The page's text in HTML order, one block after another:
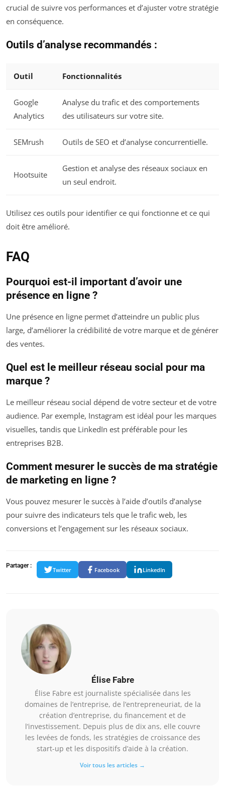
crucial de suivre vos performances et d’ajuster votre stratégie
en conséquence.
Outils d’analyse recommandés :
Outil Fonctionnalités
Google
Analytics
Analyse du trafic et des comportements
des utilisateurs sur votre site.
SEMrush Outils de SEO et d’analyse concurrentielle.
Hootsuite
Gestion et analyse des réseaux sociaux en
un seul endroit.
Utilisez ces outils pour identifier ce qui fonctionne et ce qui
doit être amélioré.
FAQ
Pourquoi est-il important d’avoir une
présence en ligne ?
Une présence en ligne permet d’atteindre un public plus
large, d’améliorer la crédibilité de votre marque et de générer
des ventes.
Quel est le meilleur réseau social pour ma
marque ?
Le meilleur réseau social dépend de votre secteur et de votre
audience. Par exemple, Instagram est idéal pour les marques
visuelles, tandis que LinkedIn est préférable pour les
entreprises B2B.
Comment mesurer le succès de ma stratégie
de marketing en ligne ?
Vous pouvez mesurer le succès à l’aide d’outils d’analyse
pour suivre des indicateurs tels que le trafic web, les
conversions et l’engagement sur les réseaux sociaux.
Partager :
Twitter Facebook LinkedIn
Élise Fabre
Élise Fabre est journaliste spécialisée dans les
domaines de l’entreprise, de l’entrepreneuriat, de la
création d’entreprise, du financement et de
l’investissement. Depuis plus de dix ans, elle couvre
les levées de fonds, les stratégies de croissance des
start-up et les dispositifs d’aide à la création.
Voir tous les articles →